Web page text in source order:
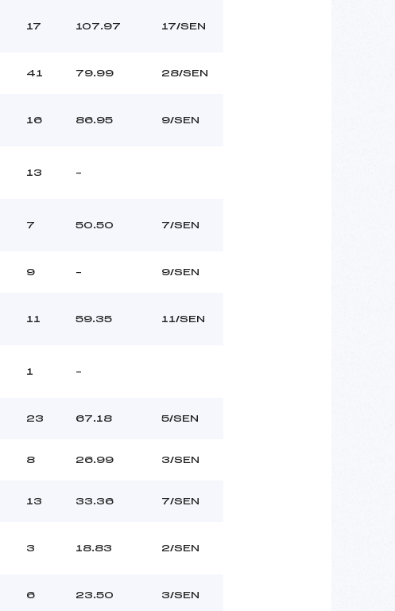
17 107.97 17/SEN
41 79.99 28/SEN
16 86.95 9/SEN
13 –
7 50.50 7/SEN
9 – 9/SEN
11 59.35 11/SEN
1 –
23 67.18 5/SEN
8 26.99 3/SEN
13 33.36 7/SEN
3 18.83 2/SEN
6 23.50 3/SEN